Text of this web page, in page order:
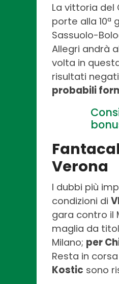
La vittoria del
porte alla 10ª
Sassuolo-
Allegri andrà
volta in
risultati
probabili
Verona
I dubbi più
condizioni di
gara contro il
maglia da
Milano; per
Resta in
Kostic sono